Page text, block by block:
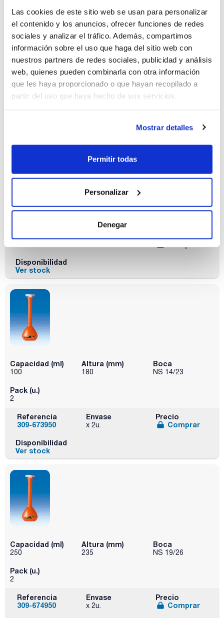
Las cookies de este sitio web se usan para personalizar
el contenido y los anuncios, ofrecer funciones de redes
sociales y analizar el tráfico. Además, compartimos
información sobre el uso que haga del sitio web con
nuestros partners de redes sociales, publicidad y análisis
web, quienes pueden combinarla con otra información
que les haya proporcionado o que hayan recopilado a
partir del uso que haya hecho de sus servicios.
Mostrar detalles
Permitir todas
Personalizar
Denegar
25 115 NS 10/19
2
Referencia
309-671950
Envase
x 2u.
Precio
Comprar
Disponibilidad
Ver stock
150
Pack (u.)
Referencia
Envase
Precio
Disponibilidad
Ver stock
Capacidad (ml)
100
Altura (mm)
180
Boca
NS 14/23
Pack (u.)
2
Referencia
309-673950
Envase
x 2u.
Precio
Comprar
Disponibilidad
Ver stock
Capacidad (ml)
250
Altura (mm)
235
Boca
NS 19/26
Pack (u.)
2
Referencia
309-674950
Envase
x 2u.
Precio
Comprar